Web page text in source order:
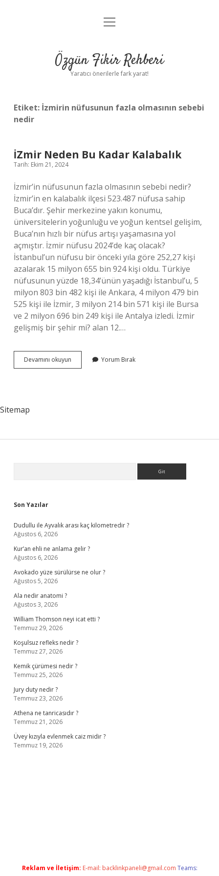
Gizlilik Politikası
Yasal Uyarı
menüyü
Özgün Fikir Rehberi
Yaratıcı önerilerle fark yarat!
Etiket: İzmirin nüfusunun fazla olmasının sebebi
nedir
İZmir Neden Bu Kadar Kalabalık
Tarih: Ekim 21, 2024
İzmir’in nüfusunun fazla olmasının sebebi nedir?
İzmir’in en kalabalık ilçesi 523.487 nüfusa sahip
Buca’dır. Şehir merkezine yakın konumu,
üniversitelerin yoğunluğu ve yoğun kentsel gelişim,
Buca’nın hızlı bir nüfus artışı yaşamasına yol
açmıştır. İzmir nüfusu 2024’de kaç olacak?
İstanbul’un nüfusu bir önceki yıla göre 252,27 kişi
azalarak 15 milyon 655 bin 924 kişi oldu. Türkiye
nüfusunun yüzde 18,34’ünün yaşadığı İstanbul’u, 5
milyon 803 bin 482 kişi ile Ankara, 4 milyon 479 bin
525 kişi ile İzmir, 3 milyon 214 bin 571 kişi ile Bursa
ve 2 milyon 696 bin 249 kişi ile Antalya izledi. İzmir
gelişmiş bir şehir mi? alan 12.…
Devamını okuyun
Neden
Yorum Bırak
Sitemap
Son Yazılar
Dudullu ile Ayvalık arası kaç kilometredir ?
Ağustos 6, 2026
Kur’an ehli ne anlama gelir ?
Ağustos 6, 2026
Avokado yüze sürülürse ne olur ?
Ağustos 5, 2026
Ala nedir anatomi ?
Ağustos 3, 2026
William Thomson neyi icat etti ?
Temmuz 29, 2026
Koşulsuz refleks nedir ?
Temmuz 27, 2026
Kemik çürümesi nedir ?
Temmuz 25, 2026
Jury duty nedir ?
Temmuz 23, 2026
Athena ne tanricasıdır ?
Temmuz 21, 2026
Üvey kızıyla evlenmek caiz midir ?
Temmuz 19, 2026
Reklam ve İletişim: E-mail: backlinkpaneli@gmail.com Teams: